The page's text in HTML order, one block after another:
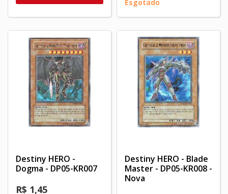
Esgotado
Destiny HERO -
Dogma - DP05-KR007
R$ 1,45
Destiny HERO - Blade
Master - DP05-KR008 -
Nova